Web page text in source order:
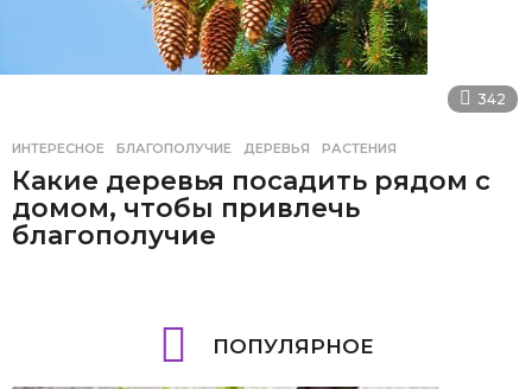
342
ИНТЕРЕСНОЕ БЛАГОПОЛУЧИЕ ,ДЕРЕВЬЯ ,РАСТЕНИЯ
Какие деревья посадить рядом с
домом, чтобы привлечь
благополучие
ПОПУЛЯРНОЕ